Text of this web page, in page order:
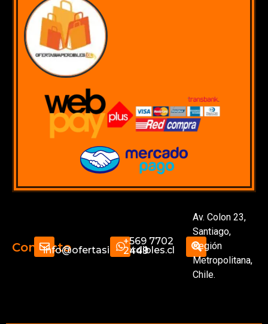
Contactoinfo@ofertasimperdibles.cl
+569 7702
2449
Av. Colon 23,
Santiago,
Región
Metropolitana,
Chile.